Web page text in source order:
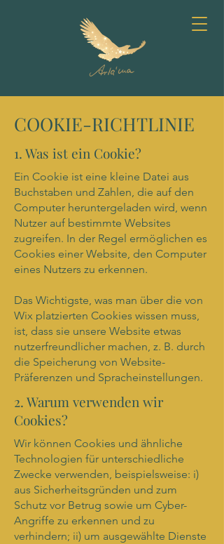
COOKIE-RICHTLINIE
1. Was ist ein Cookie?
Ein Cookie ist eine kleine Datei aus
Buchstaben und Zahlen, die auf den
Computer heruntergeladen wird, wenn
Nutzer auf bestimmte Websites
zugreifen. In der Regel ermöglichen es
Cookies einer Website, den Computer
eines Nutzers zu erkennen.
Das Wichtigste, was man über die von
Wix platzierten Cookies wissen muss,
ist, dass sie unsere Website etwas
nutzerfreundlicher machen, z. B. durch
die Speicherung von Website-
Präferenzen und Spracheinstellungen.
2. Warum verwenden wir
Cookies?
Wir können Cookies und ähnliche
Technologien für unterschiedliche
Zwecke verwenden, beispielsweise: i)
aus Sicherheitsgründen und zum
Schutz vor Betrug sowie um Cyber-
Angriffe zu erkennen und zu
verhindern; ii) um ausgewählte Dienste